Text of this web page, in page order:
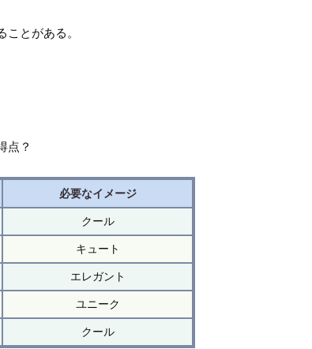
とがある。
点？
必要なイメージ
クール
キュート
エレガント
ユニーク
クール